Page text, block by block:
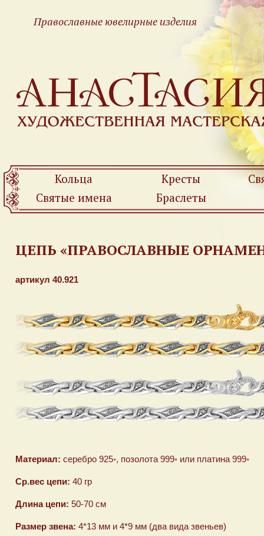
Православные ювелирные изделия
Кольца Кресты
Святые имена
Браслеты
ЦЕПЬ «ПРАВОСЛАВНЫЕ
артикул 40.921
Материал: серебро 925◦, позолота 999◦ или платина 999◦
Ср.вес цепи: 40 гр
Длина цепи: 50-70 см
Размер звена: 4*13 мм и 4*9 мм (два вида звеньев)